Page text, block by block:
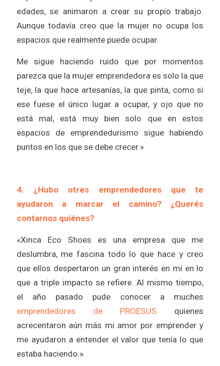
edades, se animaron a crear su propio trabajo.
Aunque todavía creo que la mujer no ocupa los
espacios que realmente puede ocupar.
Me sigue haciendo ruido que por momentos
parezca que la mujer emprendedora es solo la que
teje, la que hace artesanías, la que pinta, como si
ese fuese el único lugar a ocupar, y ojo que no
está mal, está muy bien solo que en estos
espacios de emprendedurismo sigue habiendo
puntos en los que se debe crecer.»
4. ¿Hubo otres emprendedores que te
ayudaron a marcar el camino? ¿Querés
contarnos quiénes?
«Xinca Eco Shoes es una empresa que me
deslumbra, me fascina todo lo que hace y creo
que ellos despertaron un gran interés en mí en lo
que a triple impacto se refiere. Al mismo tiempo,
el año pasado pude conocer a muches
emprendedores de PROESUS quienes
acrecentaron aún más mi amor por emprender y
me ayudaron a entender el valor que tenía lo que
estaba haciendo.»